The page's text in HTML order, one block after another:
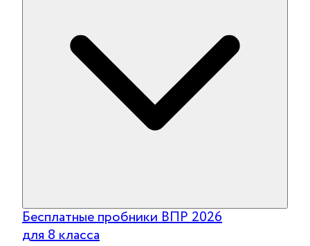
Бесплатные пробники ВПР 2026
для 8 класса